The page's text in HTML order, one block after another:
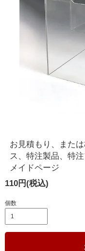
お見積もり、また
ス、特注製品、特
メイドページ
110円(税込)
個数